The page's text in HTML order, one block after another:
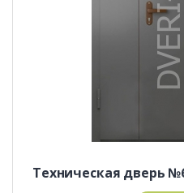
Техническая дверь